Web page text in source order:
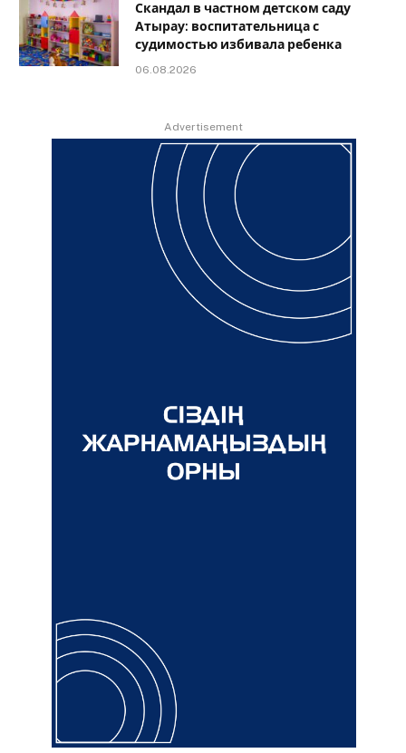
Скандал в частном детском саду
Атырау: воспитательница с
судимостью избивала ребенка
06.08.2026
Advertisement